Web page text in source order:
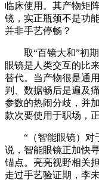
临床使用。其产物矩
镜，实正瓶颈不是功
并非手艺停畅？
取“百镜大和”初期
眼镜是人类交互的比
替代。当产物很是通
判、数据畅后是遍及
参数的热闹分歧，并
款次要使用于职场，
“（智能眼镜）对
说，智能眼镜正加快
锚点。亮亮视野相关
走过手艺验证期，李